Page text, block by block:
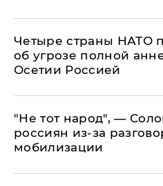
Четыре страны НАТО
об угрозе полной
Осетии Россией
​"Не тот народ", —
россиян из-за
мобилизации